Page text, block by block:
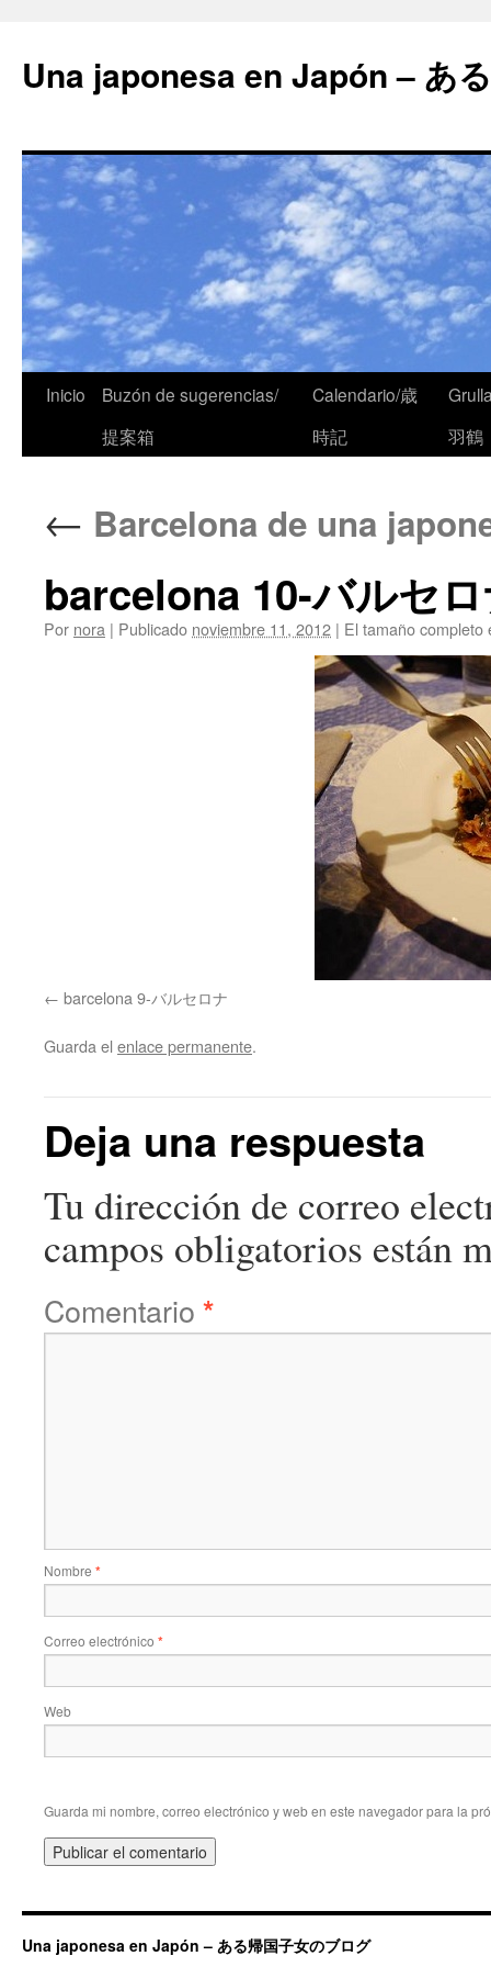
Una japonesa en Japón – あ
Inicio
Buzón de sugerencias/
提案箱
Calendario/歳
時記
羽鶴
← Barcelona de una
barcelona 10-バルセ
Por nora | Publicado noviembre 11, 2012 | El tamaño
barcelona 9-バルセロナ
Guarda el enlace permanente.
Deja una respuesta
Tu dirección de correo
campos obligatorios están
Comentario *
Nombre *
Correo electrónico *
Web
Guarda mi nombre, correo electrónico y web en este navegador para la
Una japonesa en Japón – ある帰国子女のブログ